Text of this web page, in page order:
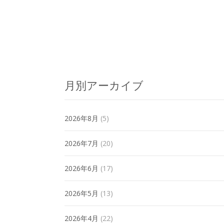
navigation
月別アーカイブ
2026年8月 (5)
2026年7月 (20)
2026年6月 (17)
2026年5月 (13)
2026年4月 (22)